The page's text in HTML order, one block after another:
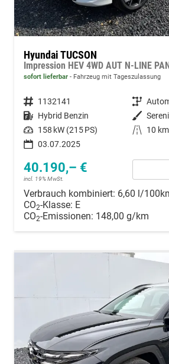
Hyundai TUCSON
sofort lieferbar Fahrzeug mit Tageszulassung
Fahrzeugnummer 1132141 Getriebe
Kraftstoff Hybrid Benzin Außenfarbe
Leistung 158 kW (215 PS) Kilometerstand
10 km
03.07.2025
40.190,– €
incl. 19% MwSt.
Verbrauch kombiniert: 6,60 l/
CO2-Klasse: E
CO2-Emissionen: 148,00 g/km